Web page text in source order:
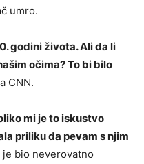
umro.
godini života. Ali da li
očima? To bi bilo
CNN.
mi je to iskustvo
priliku da pevam s njim
bio neverovatno